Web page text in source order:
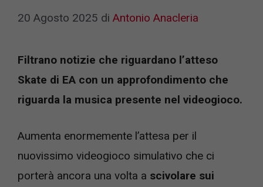
20 Agosto 2025 di Antonio Anacleria
Filtrano notizie che riguardano l’atteso
Skate di EA con un approfondimento che
riguarda la musica presente nel videogioco.
Aumenta enormemente l’attesa per il
nuovissimo videogioco simulativo che ci
porterà ancora una volta a scivolare sui